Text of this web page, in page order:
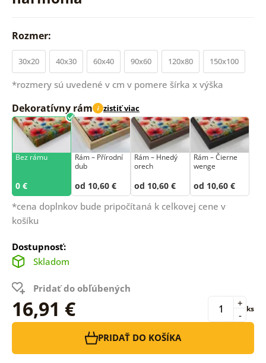
Rozmer:
30x20 40x30 60x40 90x60 120x80 150x100
*rozmery sú uvedené v cm v pomere šírka x výška
Dekoratívny rám i zistiť viac
Bez rámu
0 €
Rám –⁠⁠⁠⁠⁠⁠ Přírodní
dub
od 10,60 €
Rám – Hnedý
orech
od 10,60 €
Rám – Čierne
wenge
od 10,60 €
*cena doplnkov bude pripočítaná k celkovej cene v
košíku
Dostupnosť:
Skladom
Pridať do obľúbených
16,91 € -
+ ks
PRIDAŤ DO KOŠÍKA